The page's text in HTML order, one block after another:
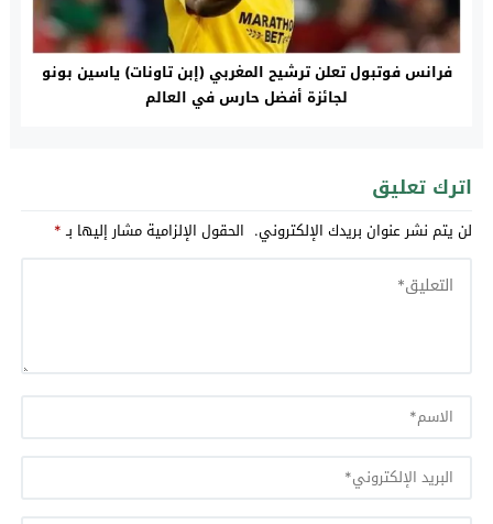
فرانس فوتبول تعلن ترشيح المغربي (إبن تاونات) ياسين بونو
لجائزة أفضل حارس في العالم
اترك تعليق
لن يتم نشر عنوان بريدك الإلكتروني. الحقول الإلزامية مشار إليها بـ*